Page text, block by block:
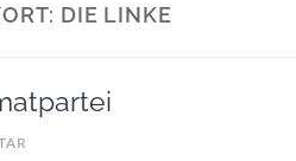
DIE LINKE